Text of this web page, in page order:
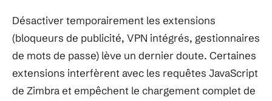
Désactiver temporairement les extensions
(bloqueurs de publicité, VPN intégrés, gestionnaires
de mots de passe) lève un dernier doute. Certaines
extensions interfèrent avec les requêtes JavaScript
de Zimbra et empêchent le chargement complet de